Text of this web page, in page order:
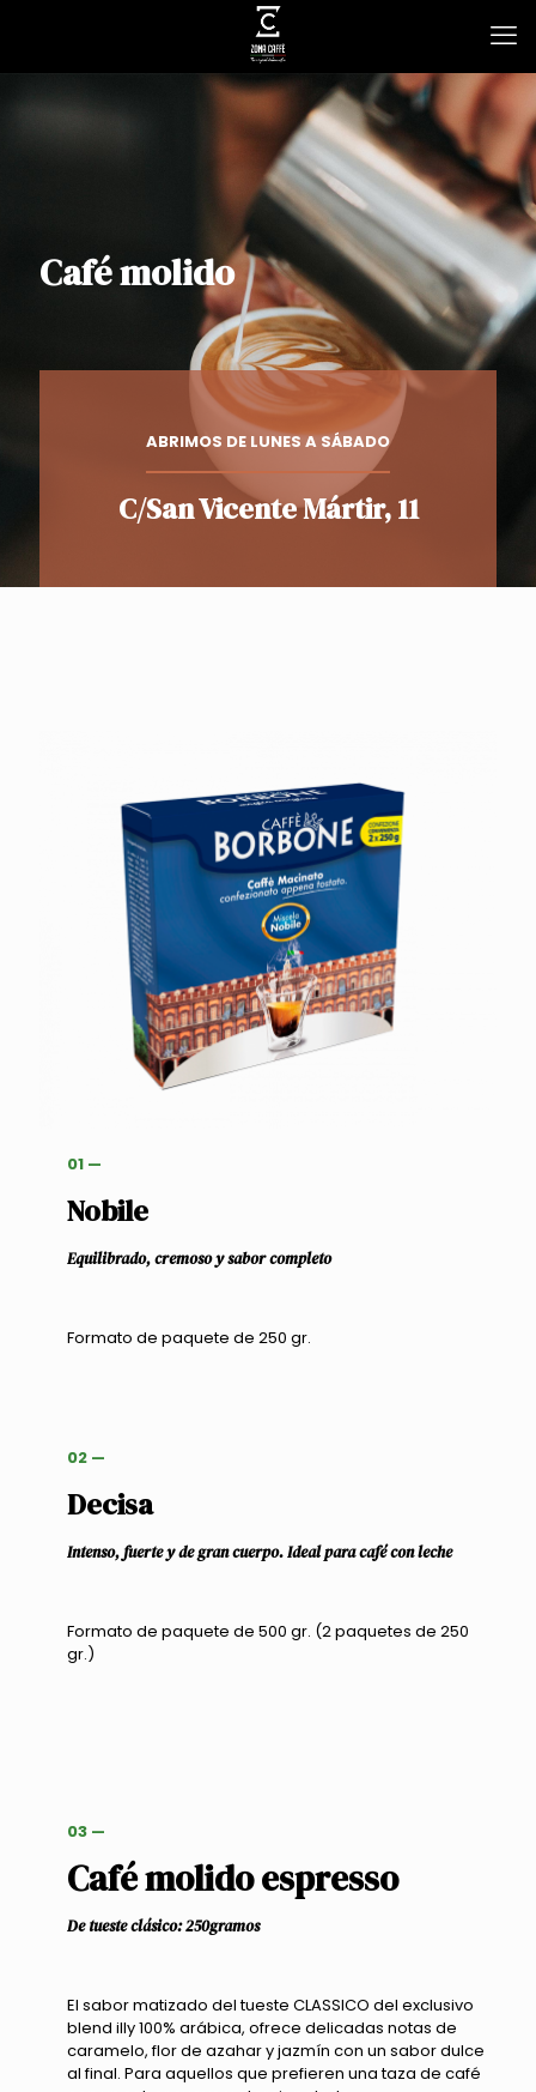
Café molido
ABRIMOS DE LUNES A SÁBADO
C/San Vicente Mártir, 11
01 —
Nobile
Equilibrado, cremoso y sabor completo
Formato de paquete de 250 gr.
02 —
Decisa
Intenso, fuerte y de gran cuerpo. Ideal para café con leche
Formato de paquete de 500 gr. (2 paquetes de 250
gr.)
03 —
Café molido espresso
De tueste clásico: 250gramos
El sabor matizado del tueste CLASSICO del exclusivo
blend illy 100% arábica, ofrece delicadas notas de
caramelo, flor de azahar y jazmín con un sabor dulce
al final. Para aquellos que prefieren una taza de café